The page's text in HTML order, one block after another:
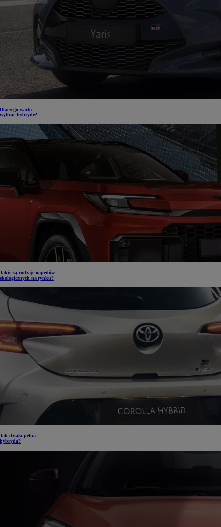
Dlaczego warto
wybrać hybrydę?
Jakie są rodzaje napędów
ekologicznych na rynku?
Jak działa pełna
hybryda?